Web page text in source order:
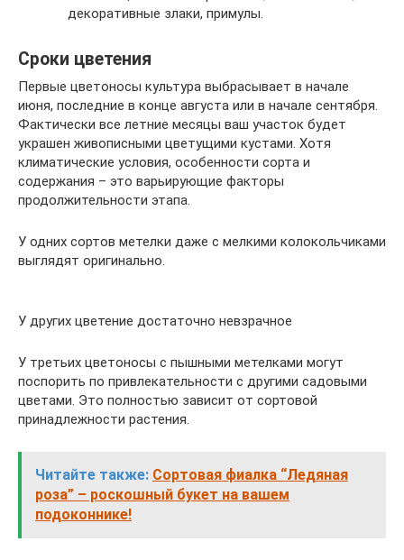
декоративные злаки, примулы.
Сроки цветения
Первые цветоносы культура выбрасывает в начале
июня, последние в конце августа или в начале сентября.
Фактически все летние месяцы ваш участок будет
украшен живописными цветущими кустами. Хотя
климатические условия, особенности сорта и
содержания – это варьирующие факторы
продолжительности этапа.
У одних сортов метелки даже с мелкими колокольчиками
выглядят оригинально.
У других цветение достаточно невзрачное
У третьих цветоносы с пышными метелками могут
поспорить по привлекательности с другими садовыми
цветами. Это полностью зависит от сортовой
принадлежности растения.
Читайте также: Сортовая фиалка “Ледяная
роза” – роскошный букет на вашем
подоконнике!